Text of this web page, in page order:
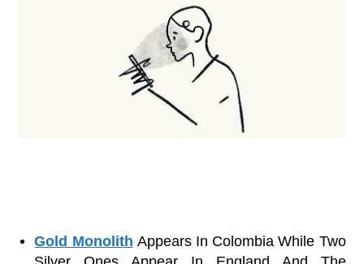
Gold Monolith Appears In Colombia While Two